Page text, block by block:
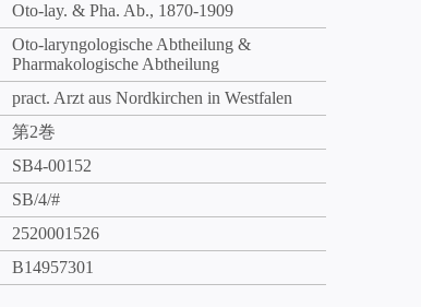
Oto-lay. & Pha. Ab., 1870-1909
Oto-laryngologische Abtheilung &
Pharmakologische Abtheilung
pract. Arzt aus Nordkirchen in Westfalen
第2巻
SB4-00152
SB/4/#
2520001526
B14957301